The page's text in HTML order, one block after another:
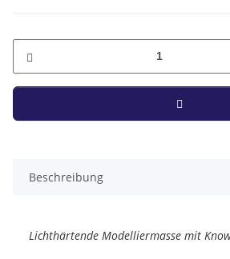
Beschreibung
Lichthärtende Modelliermasse mit